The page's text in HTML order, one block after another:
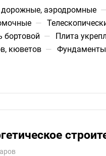
аэродромные —
—
бортовой — Плита
кюветов —